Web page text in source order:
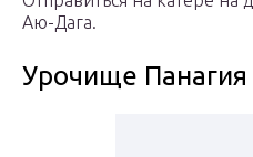
Аю-Дага.
Урочище Панагия